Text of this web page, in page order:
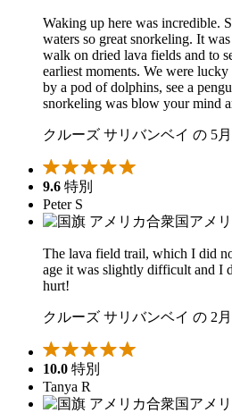
Waking up here was incredible.
waters so great snorkeling. It
walk on dried lava fields and to
earliest moments. We were lucky
by a pod of dolphins, see a
snorkeling was blow your mind
クルーズ サリバンベイ の 5月
9.6 特別
Peter S
アメ
The lava field trail, which I did
age it was slightly difficult and I
hurt!
クルーズ サリバンベイ の 2月
10.0 特別
Tanya R
アメ